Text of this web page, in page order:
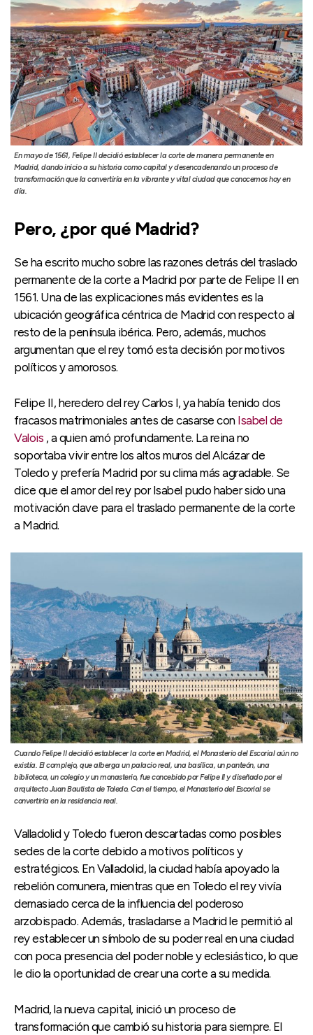
En mayo de 1561, Felipe II decidió establecer la corte de manera permanente en
Madrid, dando inicio a su historia como capital y desencadenando un proceso de
transformación que la convertiría en la vibrante y vital ciudad que conocemos hoy en
día.
Pero, ¿por qué Madrid?
Se ha escrito mucho sobre las razones detrás del traslado
permanente de la corte a Madrid por parte de Felipe II en
1561. Una de las explicaciones más evidentes es la
ubicación geográfica céntrica de Madrid con respecto al
resto de la península ibérica. Pero, además, muchos
argumentan que el rey tomó esta decisión por motivos
políticos y amorosos.
Felipe II, heredero del rey Carlos I, ya había tenido dos
fracasos matrimoniales antes de casarse con Isabel de
Valois , a quien amó profundamente. La reina no
soportaba vivir entre los altos muros del Alcázar de
Toledo y prefería Madrid por su clima más agradable. Se
dice que el amor del rey por Isabel pudo haber sido una
motivación clave para el traslado permanente de la corte
a Madrid.
Cuando Felipe II decidió establecer la corte en Madrid, el Monasterio del Escorial aún no
existía. El complejo, que alberga un palacio real, una basílica, un panteón, una
biblioteca, un colegio y un monasterio, fue concebido por Felipe II y diseñado por el
arquitecto Juan Bautista de Toledo. Con el tiempo, el Monasterio del Escorial se
convertiría en la residencia real.
Valladolid y Toledo fueron descartadas como posibles
sedes de la corte debido a motivos políticos y
estratégicos. En Valladolid, la ciudad había apoyado la
rebelión comunera, mientras que en Toledo el rey vivía
demasiado cerca de la influencia del poderoso
arzobispado. Además, trasladarse a Madrid le permitió al
rey establecer un símbolo de su poder real en una ciudad
con poca presencia del poder noble y eclesiástico, lo que
le dio la oportunidad de crear una corte a su medida.
Madrid, la nueva capital, inició un proceso de
transformación que cambió su historia para siempre. El